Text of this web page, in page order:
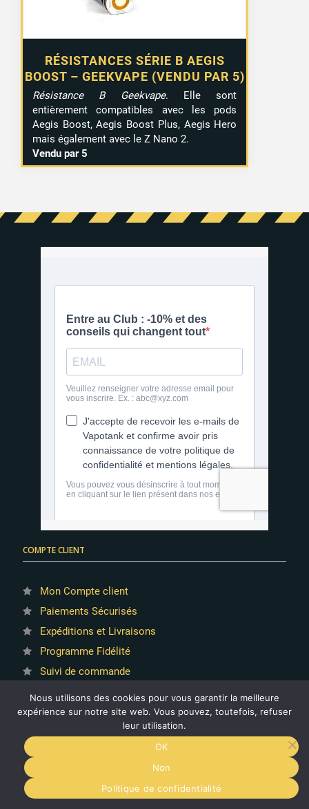
RÉSISTANCES SÉRIE B AEGIS
BOOST – GEEKVAPE (VENDU PAR 5)
Résistance B Geekvape. Elle sont
entièrement compatibles avec les pods
Aegis Boost, Aegis Boost Plus, Aegis Hero
mais également avec le Z Nano 2.
Vendu par 5
COMPTE CLIENT
Mon Compte client
Paiements Sécurisés
Expéditions et Livraisons
Programme Fidélité
Suivi de commande
Kit Débutant
Kit Intermédiaire
Grande Tombola St Patrick 2025
Nous utilisons des cookies pour vous garantir la meilleure
expérience sur notre site web. Vous pouvez, toutefois, refuser
leur utilisation.
OK
Non
Politique de confidentialité
9.8/10
1594 AVIS